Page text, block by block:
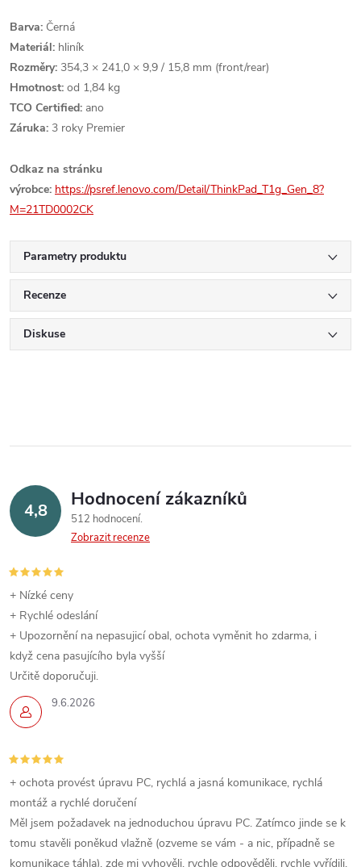
Barva: Černá
Materiál: hliník
Rozměry: 354,3 × 241,0 × 9,9 / 15,8 mm (front/rear)
Hmotnost: od 1,84 kg
TCO Certified: ano
Záruka: 3 roky Premier
Odkaz na stránku
výrobce: https://psref.lenovo.com/Detail/ThinkPad_T1g_Gen_8?
M=21TD0002CK
Parametry produktu
Recenze
Diskuse
4,8 Hodnocení zákazníků
512 hodnocení
Zobrazit recenze
9.6.2026
+ Nízké ceny
+ Rychlé odeslání
+ Upozornění na nepasujicí obal, ochota vyměnit ho zdarma, i
když cena pasujícího byla vyšší
Určitě doporučuji.
+ ochota provést úpravu PC, rychlá a jasná komunikace, rychlá
montáž a rychlé doručení
Měl jsem požadavek na jednoduchou úpravu PC. Zatímco jinde se k
tomu stavěli poněkud vlažně (ozveme se vám - a nic, případně se
komunikace táhla), zde mi vyhověli, rychle odpověděli, rychle vyřídili.